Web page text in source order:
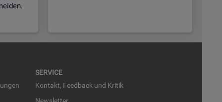
SER­VICE
Kon­takt, Feed­back und Kri­tik